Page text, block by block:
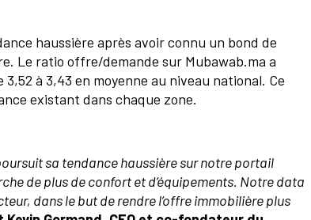
haussière après avoir connu un bond de
Le ratio offre/demande sur Mubawab.ma a
à 3,43 en moyenne au niveau national. Ce
existant dans chaque zone.
sa tendance haussière sur notre portail
de plus de confort et d’équipements. Notre data
dans le but de rendre l’offre immobilière plus